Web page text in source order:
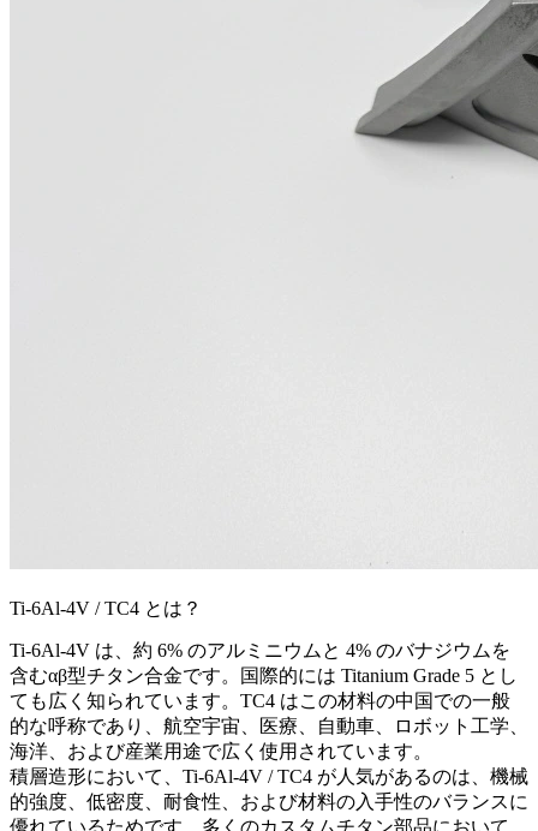
Ti-6Al-4V / TC4 とは？
Ti-6Al-4V は、約 6% のアルミニウムと 4% のバナジウムを
含むαβ型チタン合金です。国際的には Titanium Grade 5 とし
ても広く知られています。TC4 はこの材料の中国での一般
的な呼称であり、航空宇宙、医療、自動車、ロボット工学、
海洋、および産業用途で広く使用されています。
積層造形において、Ti-6Al-4V / TC4 が人気があるのは、機械
的強度、低密度、耐食性、および材料の入手性のバランスに
優れているためです。多くのカスタムチタン部品において、